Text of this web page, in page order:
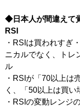
◆日本人が間違えて
RSI
・RSIは買われすぎ
ニカルでなく、トレ
ル
・RSIが「70以上は
く、「50以上は買い
・RSIの変動レンジ